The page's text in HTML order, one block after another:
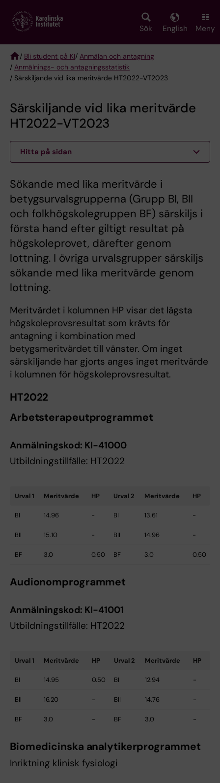
main
Sök English Meny
Breadcrumb
/ Bli student på KI/ Anmälan och antagning
/ Anmälnings- och antagningsstatistik
/ Särskiljande vid lika meritvärde HT2022-VT2023
Särskiljande vid lika meritvärde
HT2022-VT2023
Hitta på sidan
Sökande med lika meritvärde i
betygsurvalsgrupperna (Grupp BI, BII
och folkhögskolegruppen BF) särskiljs i
första hand efter giltigt resultat på
högskoleprovet, därefter genom
lottning. I övriga urvalsgrupper särskiljs
sökande med lika meritvärde genom
lottning.
Meritvärdet i kolumnen HP visar det lägsta
högskoleprovsresultat som krävts för
antagning i kombination med
betygsmeritvärdet till vänster. Om inget
särskiljande har gjorts anges inget meritvärde
i kolumnen för högskoleprovsresultat.
HT2022
Arbetsterapeutprogrammet
Anmälningskod: KI-41000
Utbildningstillfälle: HT2022
Urval 1 Meritvärde HP Urval 2 Meritvärde HP
BI 14.96 - BI 13.61 -
BII 15.10 - BII 14.96 -
BF 3.0 0.50 BF 3.0 0.50
Audionomprogrammet
Anmälningskod: KI-41001
Utbildningstillfälle: HT2022
Urval 1 Meritvärde HP Urval 2 Meritvärde HP
BI 14.95 0.50 BI 12.94 -
BII 16.20 - BII 14.76 -
BF 3.0 - BF 3.0 -
Biomedicinska analytikerprogrammet
Inriktning klinisk fysiologi